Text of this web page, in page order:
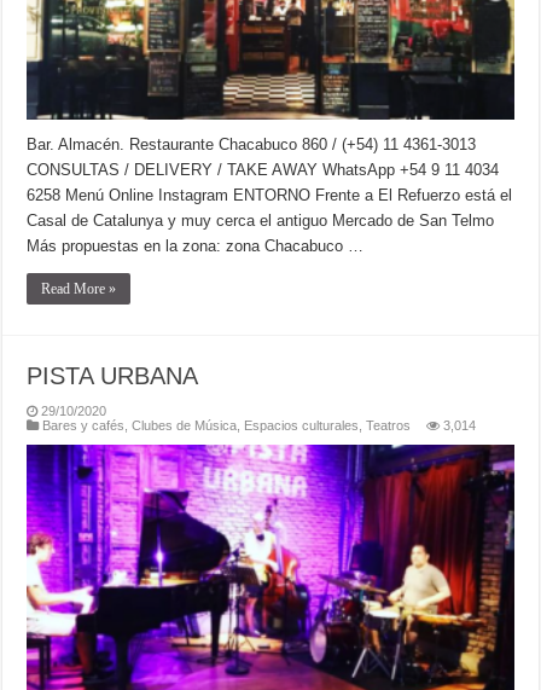
Bar. Almacén. Restaurante Chacabuco 860 / (+54) 11 4361-3013
CONSULTAS / DELIVERY / TAKE AWAY WhatsApp +54 9 11 4034
6258 Menú Online Instagram ENTORNO Frente a El Refuerzo está el
Casal de Catalunya y muy cerca el antiguo Mercado de San Telmo
Más propuestas en la zona: zona Chacabuco …
Read More »
PISTA URBANA
29/10/2020
Bares y cafés ,Clubes de Música Espacios culturales ,Teatros 3,014